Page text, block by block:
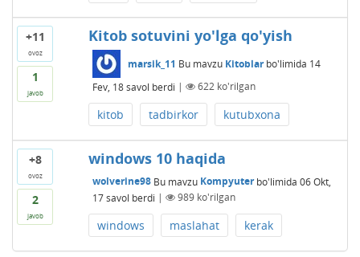
+11
ovoz
1
javob
Kitob sotuvini yo'lga qo'yish
marsik_11 Bu mavzu Kitoblarbo'limida 14
Fev, 18 savol berdi | 622ko'rilgan
kitob tadbirkor kutubxona
+8
ovoz
2
javob
windows 10 haqida
wolverine98 Bu mavzu Kompyuterbo'limida 06 Okt,
17 savol berdi | 989ko'rilgan
windows maslahat kerak